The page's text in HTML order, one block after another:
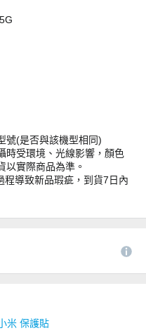
號(是否與該機型相同)
時受環境、光線影響，顏色
以實際商品為準。
導致新品瑕疵，到貨7日內
米 保護貼